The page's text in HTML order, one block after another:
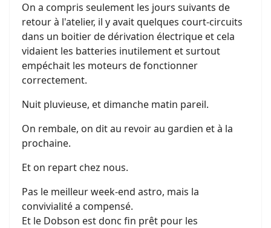
On a compris seulement les jours suivants de
retour à l'atelier, il y avait quelques court-circuits
dans un boitier de dérivation électrique et cela
vidaient les batteries inutilement et surtout
empéchait les moteurs de fonctionner
correctement.
Nuit pluvieuse, et dimanche matin pareil.
On rembale, on dit au revoir au gardien et à la
prochaine.
Et on repart chez nous.
Pas le meilleur week-end astro, mais la
convivialité a compensé.
Et le Dobson est donc fin prêt pour les